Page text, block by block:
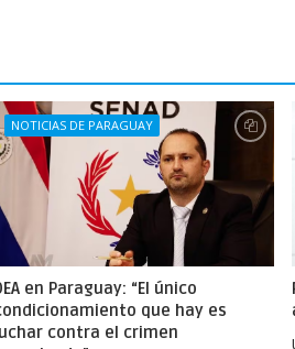
NOTICIAS DE PARAGUAY
en Paraguay: “El único
que hay es
contra el crimen